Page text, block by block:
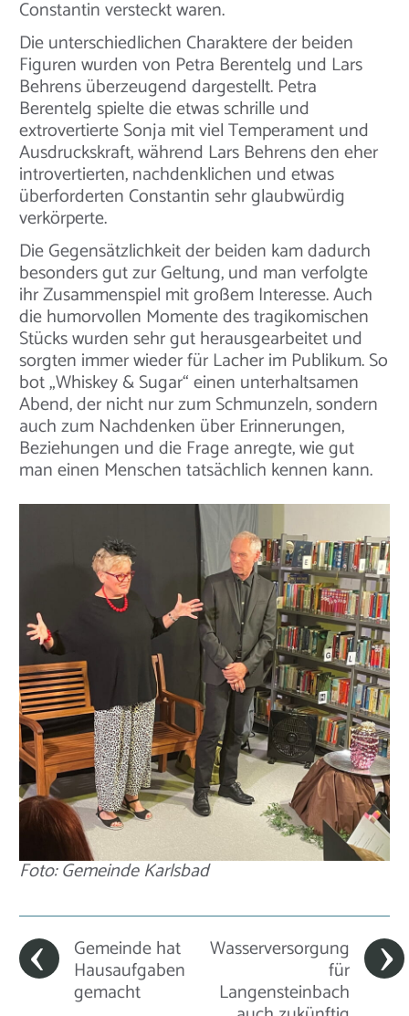
Constantin versteckt waren.
Die unterschiedlichen Charaktere der beiden
Figuren wurden von Petra Berentelg und Lars
Behrens überzeugend dargestellt. Petra
Berentelg spielte die etwas schrille und
extrovertierte Sonja mit viel Temperament und
Ausdruckskraft, während Lars Behrens den eher
introvertierten, nachdenklichen und etwas
überforderten Constantin sehr glaubwürdig
verkörperte.
Die Gegensätzlichkeit der beiden kam dadurch
besonders gut zur Geltung, und man verfolgte
ihr Zusammenspiel mit großem Interesse. Auch
die humorvollen Momente des tragikomischen
Stücks wurden sehr gut herausgearbeitet und
sorgten immer wieder für Lacher im Publikum. So
bot „Whiskey & Sugar“ einen unterhaltsamen
Abend, der nicht nur zum Schmunzeln, sondern
auch zum Nachdenken über Erinnerungen,
Beziehungen und die Frage anregte, wie gut
man einen Menschen tatsächlich kennen kann.
Foto: Gemeinde Karlsbad
Gemeinde hat
Hausaufgaben
gemacht
Wasserversorgung
für
Langensteinbach